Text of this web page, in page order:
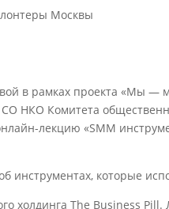
Москвы
в рамках проекта «Мы —
НКО Комитета
лекцию «SMM
инструментах, которые
холдинга The Business Pill.